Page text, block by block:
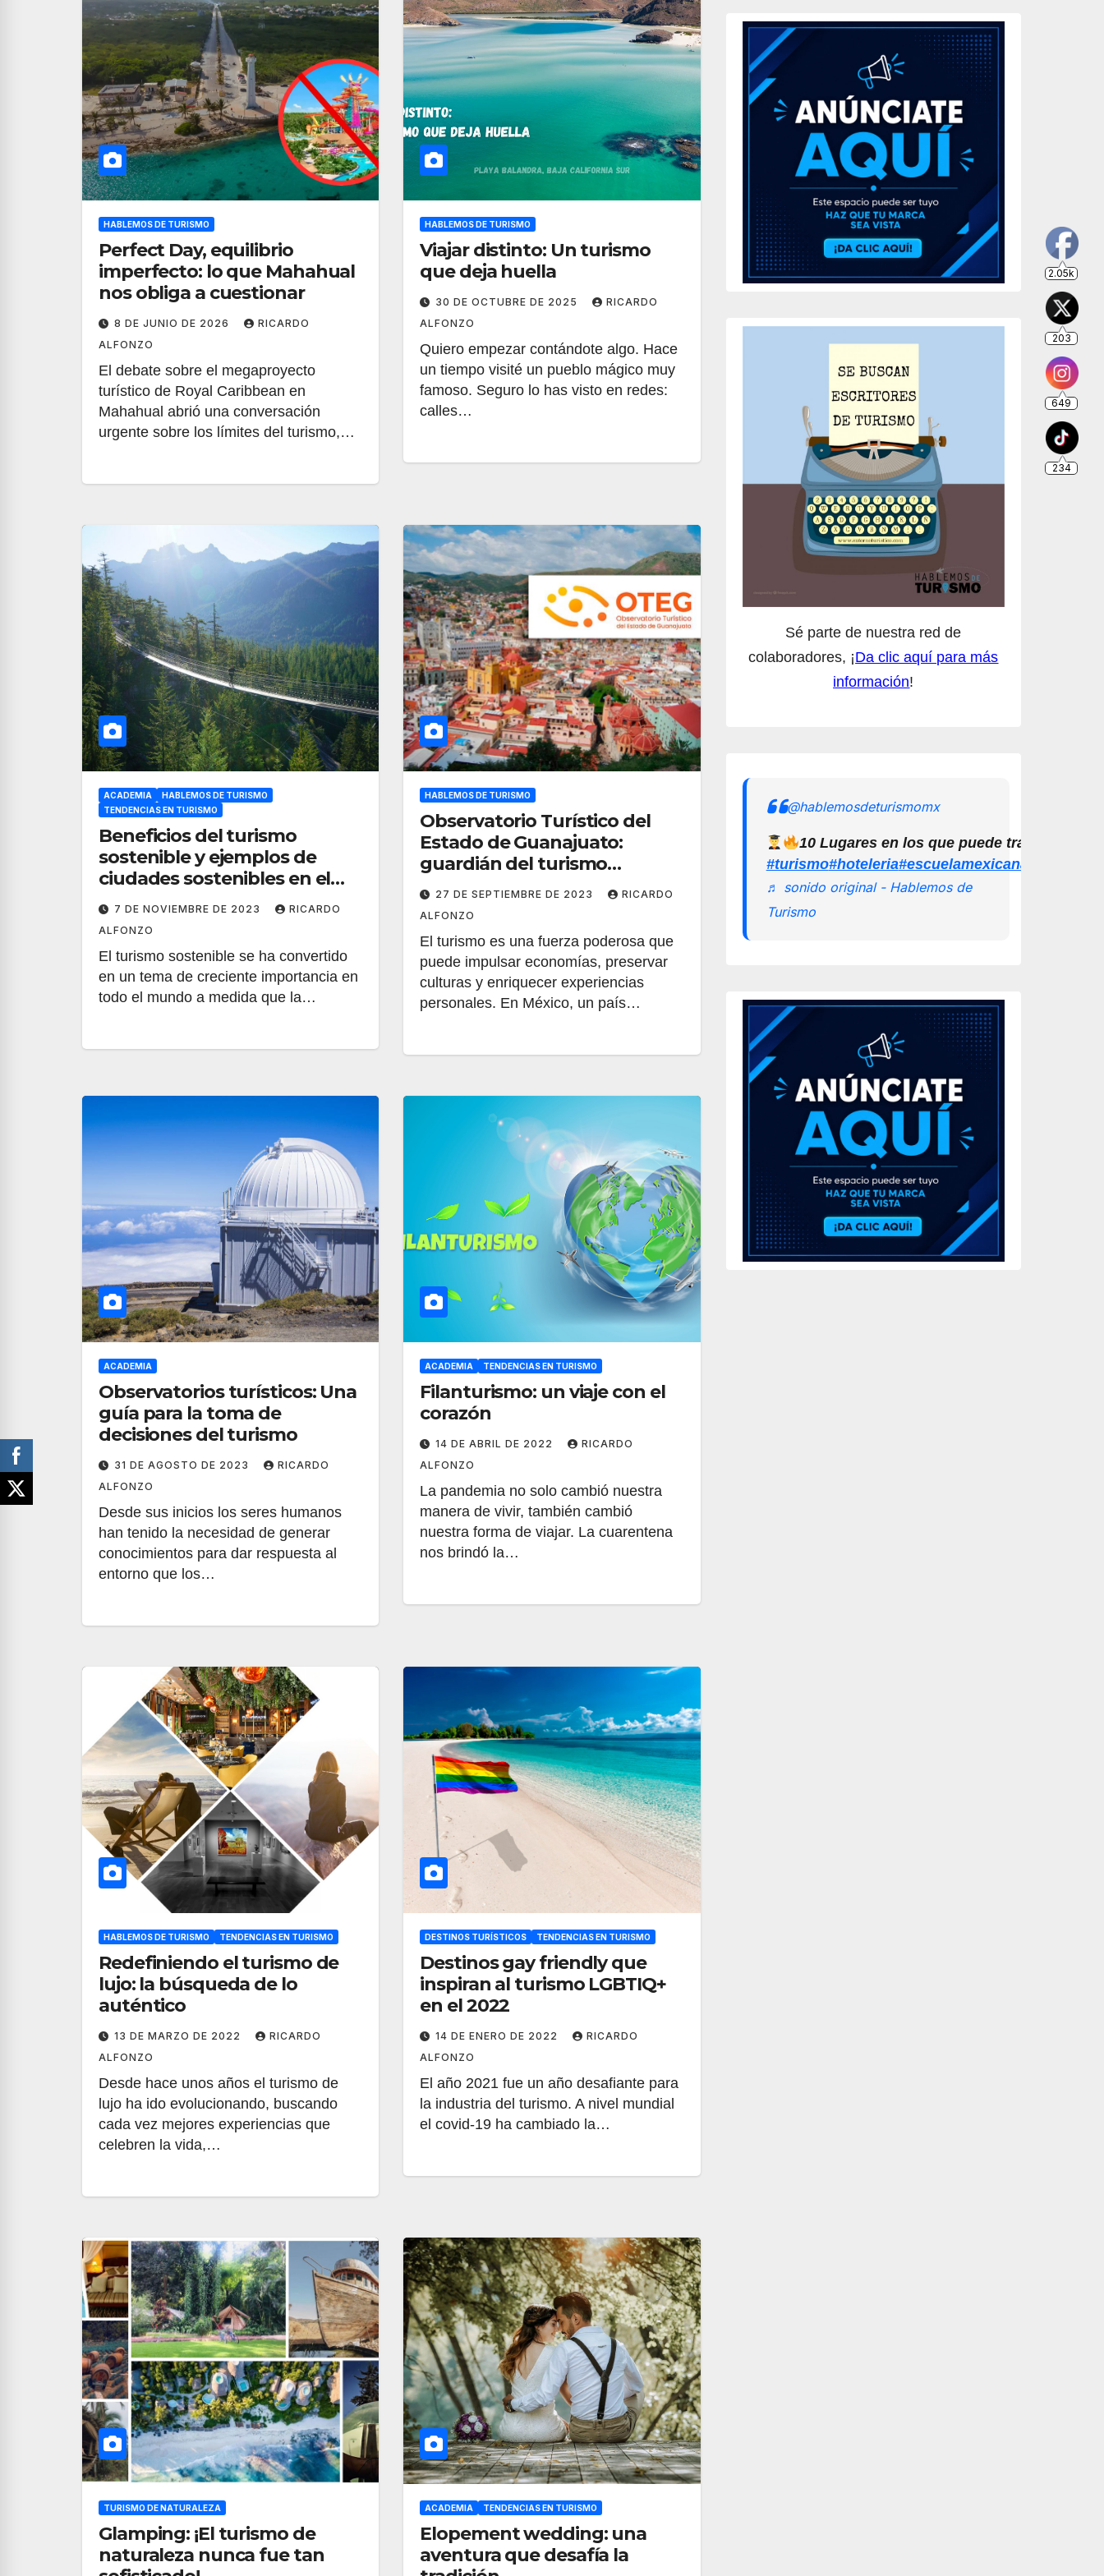
HABLEMOS DE TURISMO
Perfect Day, equilibrio
imperfecto: lo que Mahahual
nos obliga a cuestionar
8 DE JUNIO DE 2026
RICARDO
ALFONZO
El debate sobre el megaproyecto
turístico de Royal Caribbean en
Mahahual abrió una conversación
urgente sobre los límites del turismo,…
HABLEMOS DE TURISMO
Viajar distinto: Un turismo
que deja huella
30 DE OCTUBRE DE 2025
RICARDO
ALFONZO
Quiero empezar contándote algo. Hace
un tiempo visité un pueblo mágico muy
famoso. Seguro lo has visto en redes:
calles…
ACADEMIA
HABLEMOS DE TURISMO
TENDENCIAS EN TURISMO
Beneficios del turismo
sostenible y ejemplos de
ciudades sostenibles en el
mundo
7 DE NOVIEMBRE DE 2023
RICARDO
ALFONZO
El turismo sostenible se ha convertido
en un tema de creciente importancia en
todo el mundo a medida que la…
HABLEMOS DE TURISMO
Observatorio Turístico del
Estado de Guanajuato:
guardián del turismo
sostenible en México
27 DE SEPTIEMBRE DE 2023
RICARDO
ALFONZO
El turismo es una fuerza poderosa que
puede impulsar economías, preservar
culturas y enriquecer experiencias
personales. En México, un país…
ACADEMIA
Observatorios turísticos: Una
guía para la toma de
decisiones del turismo
31 DE AGOSTO DE 2023
RICARDO
ALFONZO
Desde sus inicios los seres humanos
han tenido la necesidad de generar
conocimientos para dar respuesta al
entorno que los…
ACADEMIA TENDENCIAS EN TURISMO
Filanturismo: un viaje con el
corazón
14 DE ABRIL DE 2022
RICARDO
ALFONZO
La pandemia no solo cambió nuestra
manera de vivir, también cambió
nuestra forma de viajar. La cuarentena
nos brindó la…
HABLEMOS DE TURISMO TENDENCIAS EN TURISMO
Redefiniendo el turismo de
lujo: la búsqueda de lo
auténtico
13 DE MARZO DE 2022
RICARDO
ALFONZO
Desde hace unos años el turismo de
lujo ha ido evolucionando, buscando
cada vez mejores experiencias que
celebren la vida,…
DESTINOS TURÍSTICOS TENDENCIAS EN TURISMO
Destinos gay friendly que
inspiran al turismo LGBTIQ+
en el 2022
14 DE ENERO DE 2022
RICARDO
ALFONZO
El año 2021 fue un año desafiante para
la industria del turismo. A nivel mundial
el covid-19 ha cambiado la…
TURISMO DE NATURALEZA
Glamping: ¡El turismo de
naturaleza nunca fue tan
ACADEMIA TENDENCIAS EN TURISMO
Elopement wedding: una
aventura que desafía la
Sé parte de nuestra red de
colaboradores, ¡Da clic aquí para más
información!
@hablemosdeturismomx
10 Lugares en los que puede trabajar un
#turismo#hoteleria#escuelamexicanadeturismo
♬ sonido original - Hablemos de
Turismo